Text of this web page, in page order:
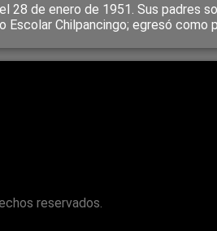
28 de enero de 1951. Sus padres
Escolar Chilpancingo; egresó
reservados.